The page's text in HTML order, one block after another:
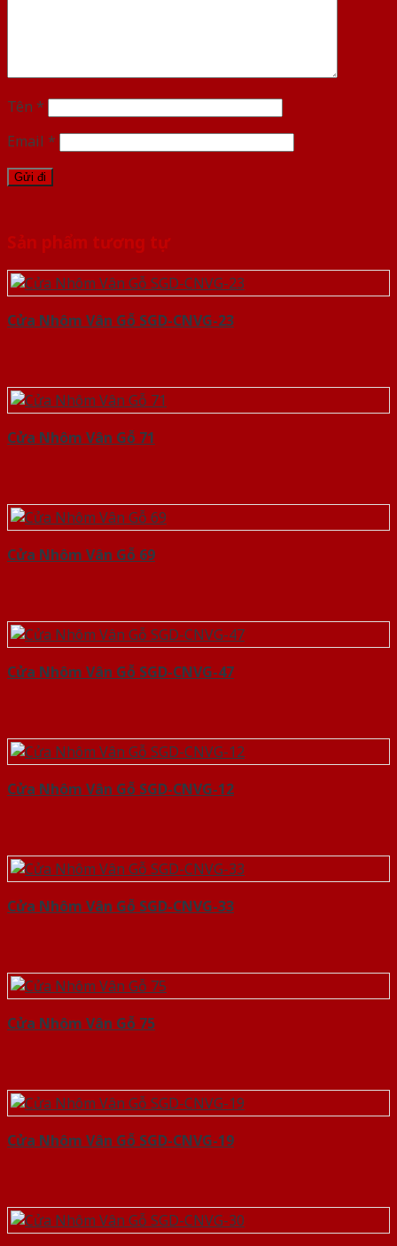
Tên *
Email *
Sản phẩm tương tự
Cửa Nhôm Vân Gỗ SGD-CNVG-23
Cửa Nhôm Vân Gỗ 71
Cửa Nhôm Vân Gỗ 69
Cửa Nhôm Vân Gỗ SGD-CNVG-47
Cửa Nhôm Vân Gỗ SGD-CNVG-12
Cửa Nhôm Vân Gỗ SGD-CNVG-33
Cửa Nhôm Vân Gỗ 75
Cửa Nhôm Vân Gỗ SGD-CNVG-19